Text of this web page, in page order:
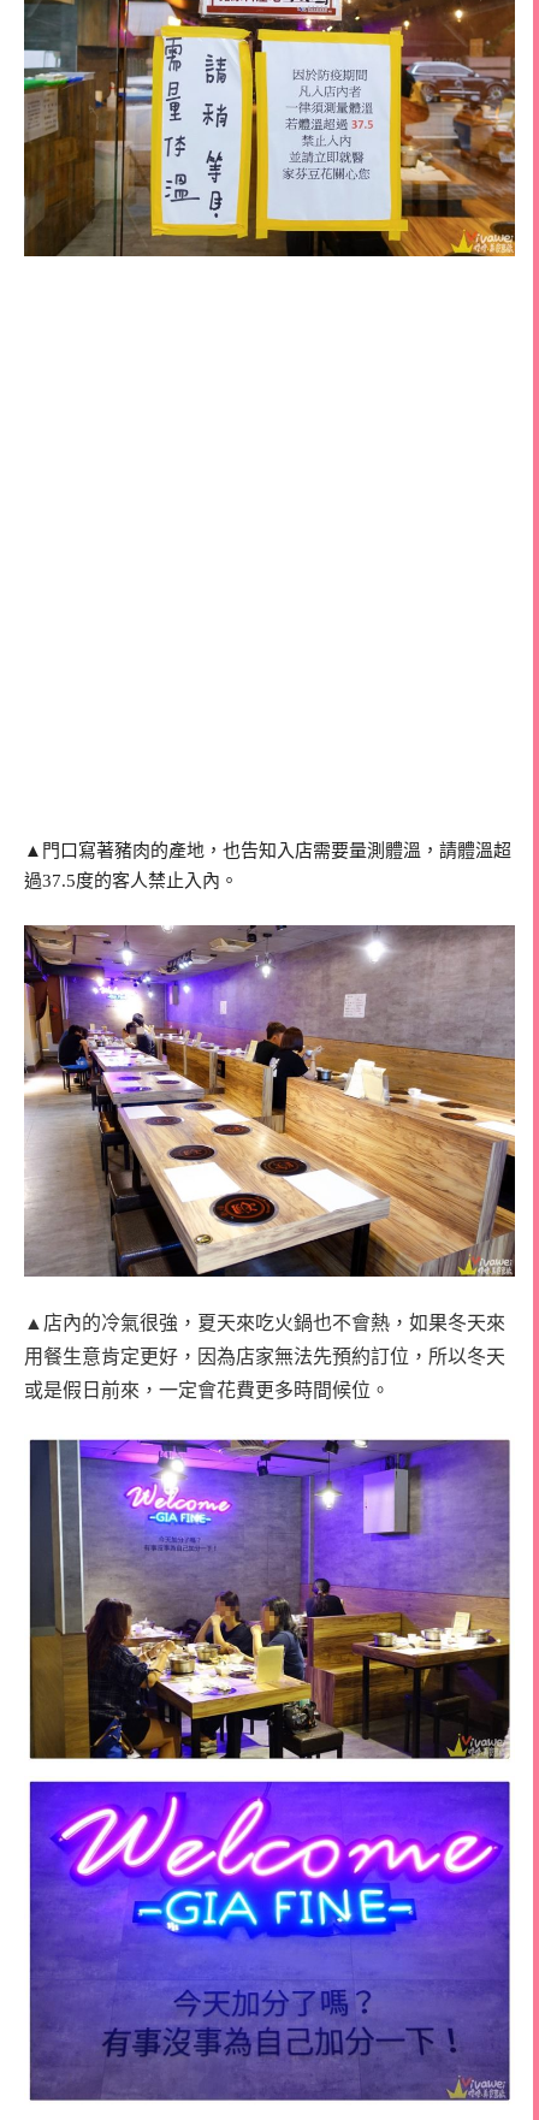
▲門口寫著豬肉的產地，也告知入店需要量測體溫，請體溫超
過37.5度的客人禁止入內。
▲店內的冷氣很強，夏天來吃火鍋也不會熱，如果冬天來
用餐生意肯定更好，因為店家無法先預約訂位，所以冬天
或是假日前來，一定會花費更多時間候位。